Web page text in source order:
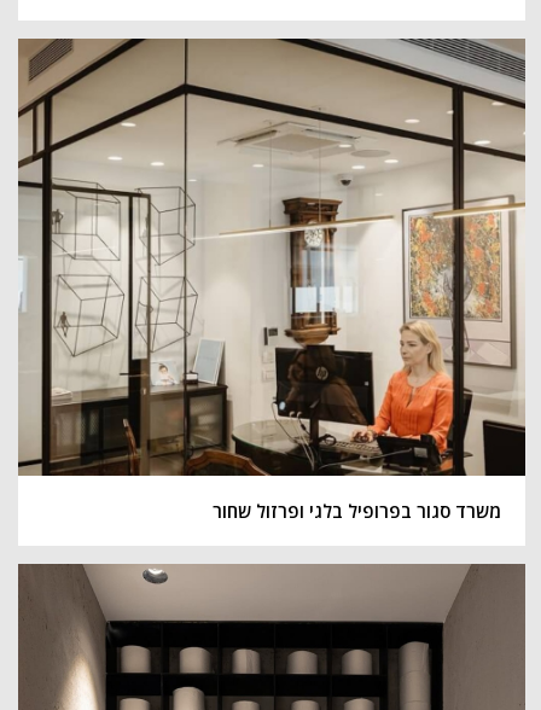
משרד סגור בפרופיל בלגי ופרזול שחור